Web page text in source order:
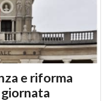
e riforma